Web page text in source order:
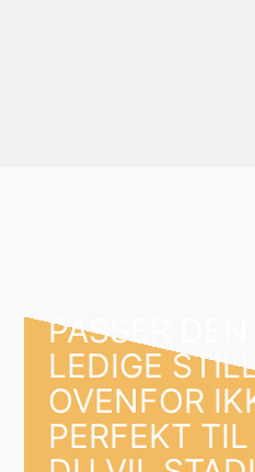
PASSER DEN
LEDIGE
OVENFOR
PERFEKT